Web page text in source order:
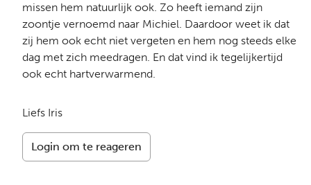
missen hem natuurlijk ook. Zo heeft iemand zijn
zoontje vernoemd naar Michiel. Daardoor weet ik dat
zij hem ook echt niet vergeten en hem nog steeds elke
dag met zich meedragen. En dat vind ik tegelijkertijd
ook echt hartverwarmend.
Liefs Iris
Login om te reageren